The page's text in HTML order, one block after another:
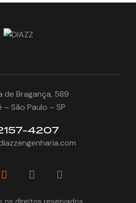
de Bragança, 589
– São Paulo – SP
4207